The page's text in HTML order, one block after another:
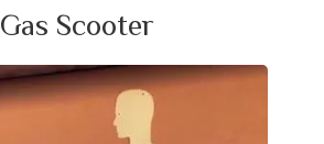
Gas Scooter